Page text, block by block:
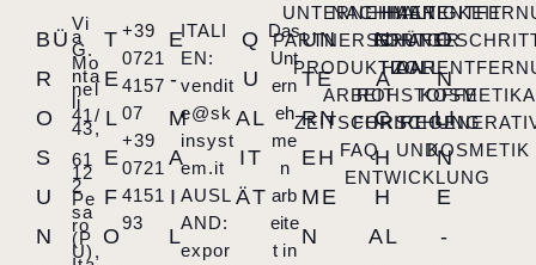
BÜ
R
O
S
U
N
Vi
a
G.
Mo
nta
nel
li
41/
43,
61
12
2
Pe
sa
ro
(P
U),
T
E
L
E
F
O
+39
0721
4157
07
+39
0721
4151
93
E
-
M
A
I
L
ITALI
EN:
vendit
e@sk
insyst
em.it
AUSL
AND:
expor
Q
U
AL
IT
ÄT
Das
Unt
ern
eh
me
n
arb
eite
t in
UN
TE
RN
EH
ME
N
UNTERNEHMEN
PARTNERSCHAFT
PRODUKTION
ARBEIT
ZEITSCHRIFT
FAQ
N
A
C
H
H
AL
NACHHALTIGKEIT
GRÜNER
ZOLL
ROHSTOFFE
FORSCHUNG
UND
ENTWICKLUNG
O
N
LI
N
E
-
KOSMETIKA
KOSMETIK